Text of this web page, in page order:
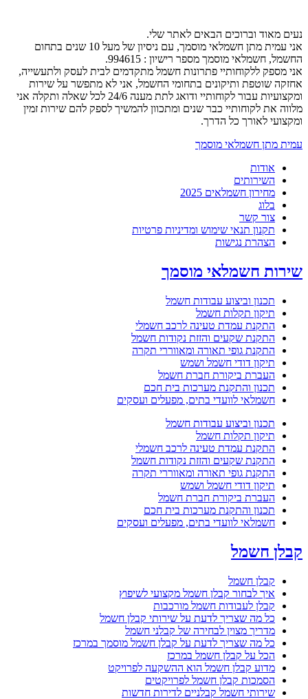
נעים מאוד וברוכים הבאים לאתר שלי.
אני עמית מתן חשמלאי מוסמך, עם ניסיון של מעל 10 שנים בתחום
החשמל, חשמלאי מוסמך מספר רישיון : 994615.
אני מספק ללקוחותיי פתרונות חשמל מתקדמים לבית לעסק ולתעשייה,
אחזקה שוטפת ותיקונים בתחומי החשמל, אני לא מתפשר על שירות
ומקצועיות עבור לקוחותיי ודואג לתת מענה 24/6 לכל שאלה ותקלה אני
מלווה את לקוחותיי כבר שנים ומתכוון להמשיך לספק להם שירות זמין
ומקצועי לאורך כל הדרך.
עמית מתן חשמלאי מוסמך
אודות
השירותים
מחירון חשמלאים 2025
בלוג
צור קשר
תקנון תנאי שימוש ומדיניות פרטיות
הצהרת נגישות
שירות חשמלאי מוסמך
תכנון וביצוע עבודות חשמל
תיקון תקלות חשמל
התקנת עמדת טעינה לרכב חשמלי
התקנת שקעים והזזת נקודות חשמל
התקנת גופי תאורה ומאווררי תקרה
תיקון דודי חשמל ושמש
העברת ביקורת חברת חשמל
תכנון והתקנת מערכות בית חכם
חשמלאי לוועדי בתים, מפעלים ועסקים
תכנון וביצוע עבודות חשמל
תיקון תקלות חשמל
התקנת עמדת טעינה לרכב חשמלי
התקנת שקעים והזזת נקודות חשמל
התקנת גופי תאורה ומאווררי תקרה
תיקון דודי חשמל ושמש
העברת ביקורת חברת חשמל
תכנון והתקנת מערכות בית חכם
חשמלאי לוועדי בתים, מפעלים ועסקים
קבלן חשמל
קבלן חשמל
איך לבחור קבלן חשמל מקצועי לשיפוץ
קבלן לעבודות חשמל מורכבות
כל מה שצריך לדעת על שירותי קבלן חשמל
מדריך מצוין לבחירה של קבלני חשמל
כל מה שצריך לדעת על קבלן חשמל מוסמך במרכז
הכל על קבלן חשמל במרכז
מדוע קבלן חשמל הוא ההשקעה לפרויקט
הסמכות קבלן חשמל לפרויקטים
שירותי חשמל קבלניים לדירות חדשות